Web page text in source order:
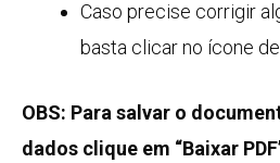
Caso precise corrigir
basta clicar no ícone
OBS: Para salvar o
dados clique em “Baixar